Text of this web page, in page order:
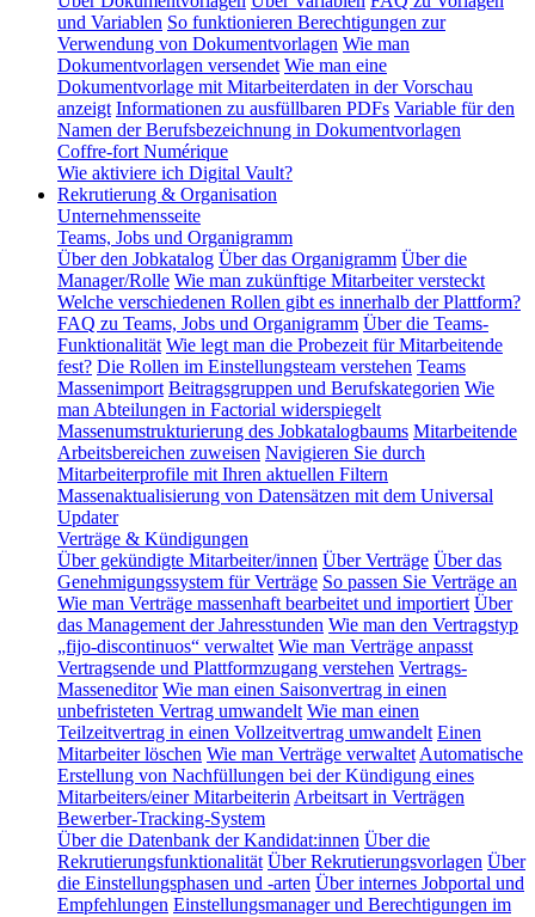
und Variablen So funktionieren Berechtigungen zur
Verwendung von Dokumentvorlagen Wie man
Dokumentvorlagen versendet Wie man eine
Dokumentvorlage mit Mitarbeiterdaten in der Vorschau
anzeigt Informationen zu ausfüllbaren PDFs Variable für den
Namen der Berufsbezeichnung in Dokumentvorlagen
Coffre-fort Numérique
Wie aktiviere ich Digital Vault?
Rekrutierung & Organisation
Unternehmensseite
Teams, Jobs und Organigramm
Über den Jobkatalog Über das Organigramm Über die
Manager/Rolle Wie man zukünftige Mitarbeiter versteckt
Welche verschiedenen Rollen gibt es innerhalb der Plattform?
FAQ zu Teams, Jobs und Organigramm Über die Teams-
Funktionalität Wie legt man die Probezeit für Mitarbeitende
fest? Die Rollen im Einstellungsteam verstehen Teams
Massenimport Beitragsgruppen und Berufskategorien Wie
man Abteilungen in Factorial widerspiegelt
Massenumstrukturierung des Jobkatalogbaums Mitarbeitende
Arbeitsbereichen zuweisen Navigieren Sie durch
Mitarbeiterprofile mit Ihren aktuellen Filtern
Massenaktualisierung von Datensätzen mit dem Universal
Updater
Verträge & Kündigungen
Über gekündigte Mitarbeiter/innen Über Verträge Über das
Genehmigungssystem für Verträge So passen Sie Verträge an
Wie man Verträge massenhaft bearbeitet und importiert Über
das Management der Jahresstunden Wie man den Vertragstyp
„fijo-discontinuos“ verwaltet Wie man Verträge anpasst
Vertragsende und Plattformzugang verstehen Vertrags-
Masseneditor Wie man einen Saisonvertrag in einen
unbefristeten Vertrag umwandelt Wie man einen
Teilzeitvertrag in einen Vollzeitvertrag umwandelt Einen
Mitarbeiter löschen Wie man Verträge verwaltet Automatische
Erstellung von Nachfüllungen bei der Kündigung eines
Mitarbeiters/einer Mitarbeiterin Arbeitsart in Verträgen
Bewerber-Tracking-System
Über die Datenbank der Kandidat:innen Über die
Rekrutierungsfunktionalität Über Rekrutierungsvorlagen Über
die Einstellungsphasen und -arten Über internes Jobportal und
Empfehlungen Einstellungsmanager und Berechtigungen im